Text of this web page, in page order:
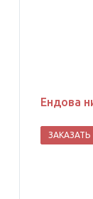
Ендова
ЗАКАЗАТЬ